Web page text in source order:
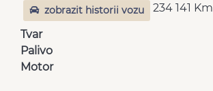
234 141 Km
zobrazit historii vozu
Tvar
Palivo
Motor